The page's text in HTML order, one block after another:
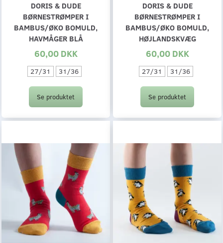
DORIS & DUDE
BØRNESTRØMPER I
BAMBUS/ØKO BOMULD,
HAVMÅGER BLÅ
60,00 DKK
27/31 31/36
Se produktet
DORIS & DUDE
BØRNESTRØMPER I
BAMBUS/ØKO BOMULD,
HØJLANDSKVÆG
60,00 DKK
27/31 31/36
Se produktet